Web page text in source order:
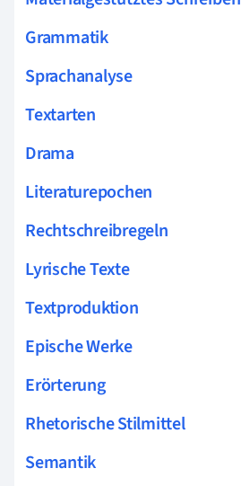
Grammatik
Sprachanalyse
Textarten
Drama
Literaturepochen
Rechtschreibregeln
Lyrische Texte
Textproduktion
Epische Werke
Erörterung
Rhetorische Stilmittel
Semantik